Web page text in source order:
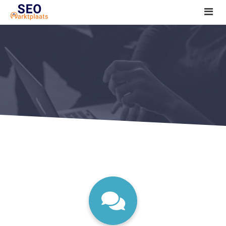
SEO tools reviews
Marketeer bij jou in de buurt?
Offerte
1. Seo voor beginners +
2. Onderzoeken +